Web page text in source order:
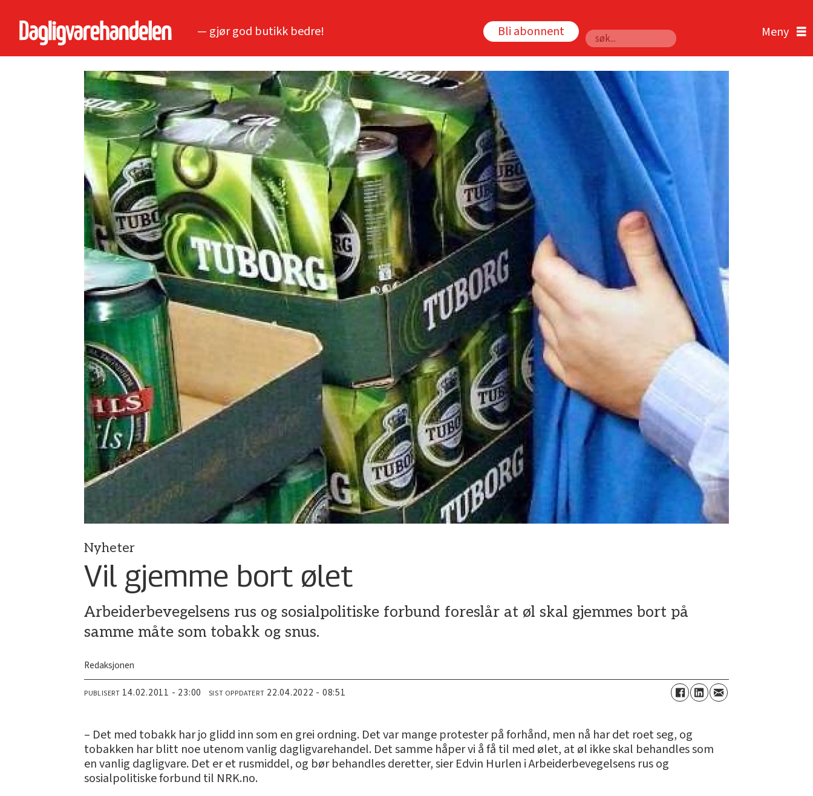
— gjør god butikk bedre! Bli abonnent
Søk
Nyheter
Vil gjemme bort ølet
Arbeiderbevegelsens rus og sosialpolitiske forbund foreslår at øl skal gjemmes bort på
samme måte som tobakk og snus.
Redaksjonen
PUBLISERT 14.02.2011 - 23:00 SIST OPPDATERT 22.04.2022 - 08:51
– Det med tobakk har jo glidd inn som en grei ordning. Det var mange protester på forhånd, men nå har det roet seg, og
tobakken har blitt noe utenom vanlig dagligvarehandel. Det samme håper vi å få til med ølet, at øl ikke skal behandles som
en vanlig dagligvare. Det er et rusmiddel, og bør behandles deretter, sier Edvin Hurlen i Arbeiderbevegelsens rus og
sosialpolitiske forbund til NRK.no.